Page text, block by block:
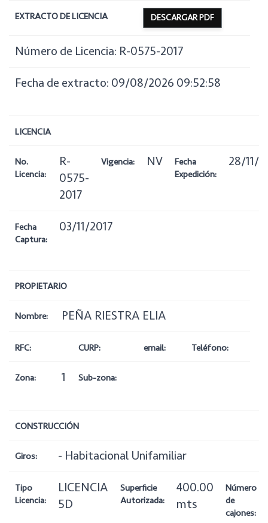
EXTRACTO DE LICENCIA DESCARGAR PDF
Número de Licencia: R-0575-2017
Fecha de extracto: 09/08/2026 09:52:58
LICENCIA
No.
Licencia:
R-
0575-
2017
Vigencia: NV
Fecha
Expedición:
28/11/
Fecha
Captura:
03/11/2017
PROPIETARIO
Nombre: PEÑA RIESTRA ELIA
RFC: CURP: email: Teléfono:
Zona: 1 Sub-zona:
CONSTRUCCIÓN
Giros: - Habitacional Unifamiliar
Tipo
Licencia:
LICENCIA
5D
Superficie
Autorizada:
400.00
mts
Número
de
cajones: